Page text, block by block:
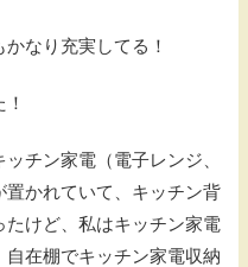
なり充実してる！
チン家電（電子レンジ、
置かれていて、キッチン背
けど、私はキッチン家電
在棚でキッチン家電収納